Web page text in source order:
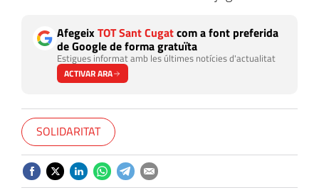
AfegeixTOT Sant Cugatcom a font preferida
de Google de forma gratuïta
Estigues informat amb les últimes notícies d'actualitat
ACTIVAR ARA
SOLIDARITAT